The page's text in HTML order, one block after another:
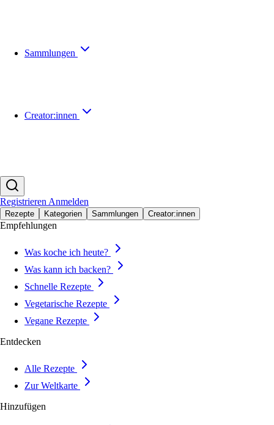
Sammlungen
Creator:innen
Registrieren Anmelden
Rezepte Kategorien Sammlungen Creator:innen
Empfehlungen
Was koche ich heute?
Was kann ich backen?
Schnelle Rezepte
Vegetarische Rezepte
Vegane Rezepte
Entdecken
Alle Rezepte
Zur Weltkarte
Hinzufügen